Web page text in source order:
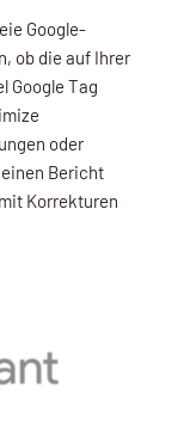
Google-
ob die auf Ihrer
Google Tag
oder
Bericht
Korrekturen